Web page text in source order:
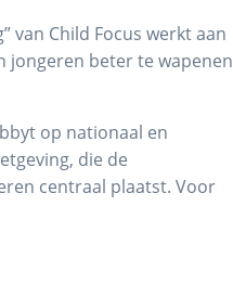
van Child Focus werkt aan
jongeren beter te wapenen
op nationaal en
die de
centraal plaatst. Voor